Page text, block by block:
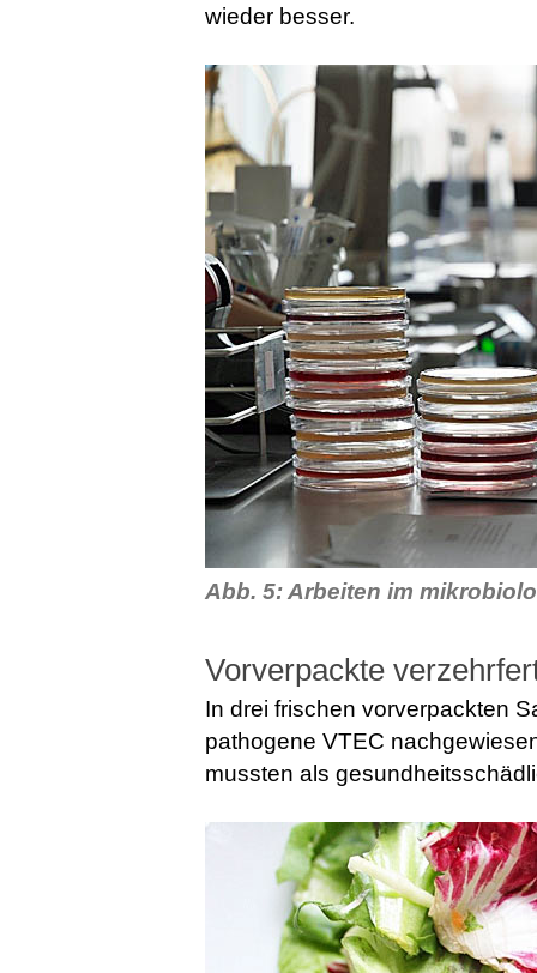
wieder besser.
Abb. 5: Arbeiten im
Vorverpackte
In drei frischen vorverpackten
pathogene VTEC
mussten als